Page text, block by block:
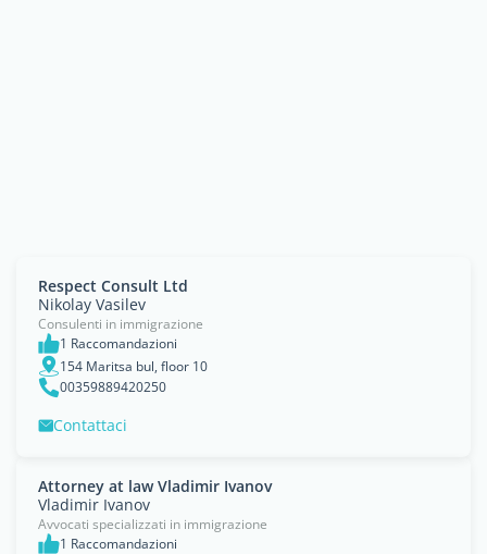
Respect Consult Ltd
Nikolay Vasilev
Consulenti in immigrazione
1 Raccomandazioni
154 Maritsa bul, floor 10
00359889420250
Contattaci
Attorney at law Vladimir Ivanov
Vladimir Ivanov
Avvocati specializzati in immigrazione
1 Raccomandazioni